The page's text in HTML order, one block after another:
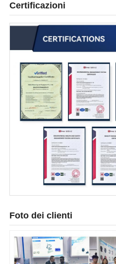
Certificazioni
Foto dei clienti